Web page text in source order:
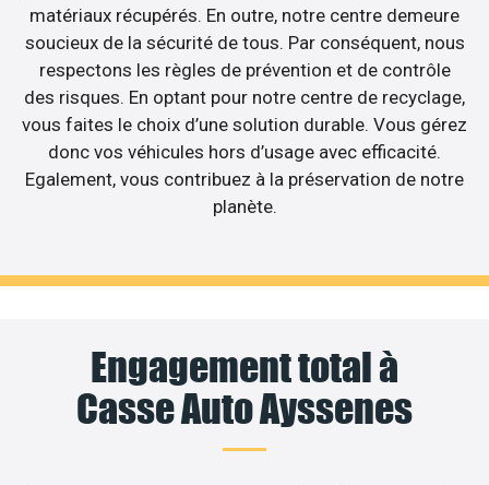
matériaux récupérés. En outre, notre centre demeure
soucieux de la sécurité de tous. Par conséquent, nous
respectons les règles de prévention et de contrôle
des risques. En optant pour notre centre de recyclage,
vous faites le choix d’une solution durable. Vous gérez
donc vos véhicules hors d’usage avec efficacité.
Egalement, vous contribuez à la préservation de notre
planète.
Engagement total à
Casse Auto Ayssenes